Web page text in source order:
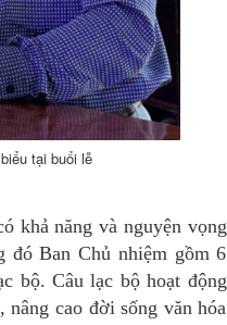
tại buổi lễ
khả năng và nguyện vọng
đó Ban Chủ nhiệm gồm 6
bộ. Câu lạc bộ hoạt động
cao đời sống văn hóa